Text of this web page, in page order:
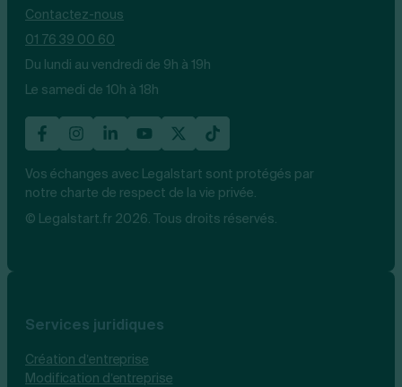
Contactez-nous
01 76 39 00 60
Du lundi au vendredi de 9h à 19h
Le samedi de 10h à 18h
Vos échanges avec Legalstart sont protégés par
notre charte de respect de la vie privée.
© Legalstart.fr 2026. Tous droits réservés.
Services juridiques
Création d’entreprise
Modification d’entreprise